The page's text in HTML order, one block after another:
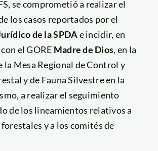
se comprometió a realizar el
los casos reportados por el
de la SPDAe incidir, en
el GORE Madre de Dios, en la
la Mesa Regional de Control y
y de Fauna Silvestre en la
a realizar el seguimiento
de los lineamientos relativos a
y a los comités de